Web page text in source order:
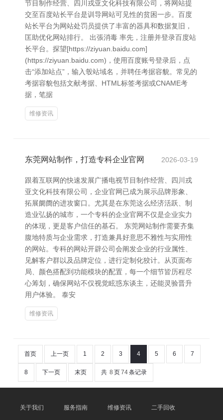
节目制作经营、四川戎亚文化科技有限公司，将网站提
交至百度站长平台是训导网站可见性的贫困一步。百度
站长平台为网站处罚员提供了丰富的器具和数据复旧，
匡助优化网站排行。 出張消毒 率先，注册并登录百度站
长平台。探望[https://ziyuan.baidu.com]
(https://ziyuan.baidu.com)，使用百度账号登录后，点
击“添加站点”，输入彀站域名，并聘任考据容貌。常见的
考据容貌包括文献考据、HTML标签考据或CNAME考
据，笔据
维修资讯
东莞网站制作，打造专科企业官网 2026-03-19
跟着互联网的快速发展广播电视节目制作经营、四川戎
亚文化科技有限公司，企业官网已成为展示品牌形象、
拓展阛阓的进攻窗口。尤其是在东莞这么经济活跃、制
造业弘扬的城市，一个专科的企业官网不仅是企业实力
的体现，更是客户信任的基石。 东莞网站制作需要齐集
腹地特质与企业需求，打造兼具好意思不雅性与实用性
的网站。专科的网站开辟公司会阐发企业的行业属性、
见解客户群以及品牌定位，进行定制化狡计。从页面布
局、颜色搭配到功能模块的配置，每一个细节皆历程尽
心筹划，确保网站不仅视觉眩惑东谈主，还能灵验晋升
用户体验。 泰安
维修资讯
首页 上一页 1 2 3 4 5 6 7
8 下一页 末页 共 8 页74条记录
关于我们 服务指南 维修资讯 二手回收